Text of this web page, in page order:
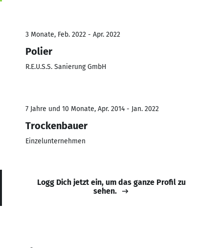
3 Monate, Feb. 2022 - Apr. 2022
Polier
R.E.U.S.S. Sanierung GmbH
7 Jahre und 10 Monate, Apr. 2014 - Jan. 2022
Trockenbauer
Einzelunternehmen
Logg Dich jetzt ein, um das ganze Profil zu
sehen.